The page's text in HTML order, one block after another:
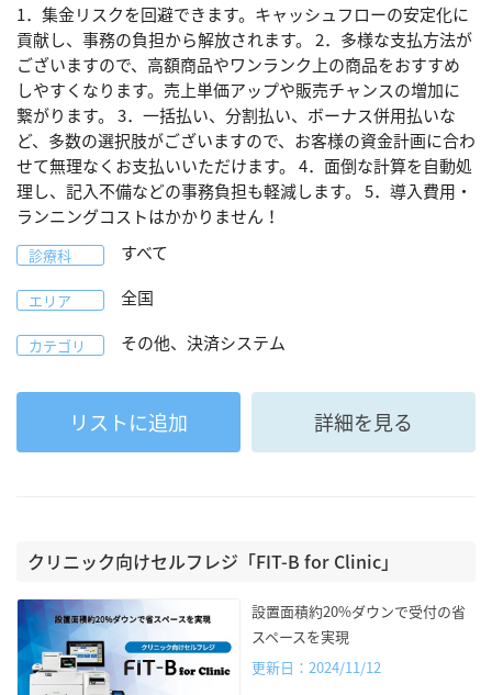
1．集金リスクを回避できます。キャッシュフローの安定化に
貢献し、事務の負担から解放されます。 2．多様な支払方法が
ございますので、高額商品やワンランク上の商品をおすすめ
しやすくなります。売上単価アップや販売チャンスの増加に
繋がります。 3．一括払い、分割払い、ボーナス併用払いな
ど、多数の選択肢がございますので、お客様の資金計画に合わ
せて無理なくお支払いいただけます。 4．面倒な計算を自動処
理し、記入不備などの事務負担も軽減します。 5．導入費用・
ランニングコストはかかりません！
診療科 すべて
エリア 全国
カテゴリ その他、決済システム
リストに追加 詳細を見る
クリニック向けセルフレジ「FIT-B for Clinic」
設置面積約20%ダウンで受付の省
スペースを実現
更新日：2024/11/12